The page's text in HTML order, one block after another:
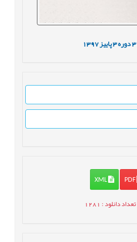
دوره3 پاییز1397
XML
تعداد دانلود: 1281